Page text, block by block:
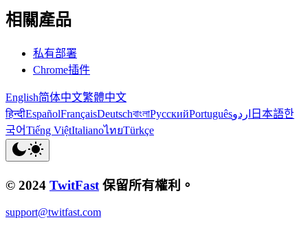
相關產品
私有部署
Chrome插件
English简体中文繁體中文
हिन्दीEspañolFrançaisDeutschবাংলাРусскийPortuguêsاردو 日本語한
국어Tiếng ViệtItalianoไทยTürkçe
© 2024 TwitFast 保留所有權利。
support@twitfast.com